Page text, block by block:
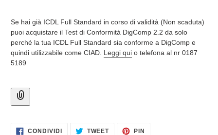
Se hai già ICDL Full Standard in corso di validità (Non scaduta)
puoi acquistare il Test di Conformità DigComp 2.2 da solo
perché la tua ICDL Full Standard sia conforme a DigComp e
quindi utilizzabile come CIAD. Leggi qui o telefona al nr 0187
5189
CONDIVIDI CONDIVIDITWEETTWITTA
PIN